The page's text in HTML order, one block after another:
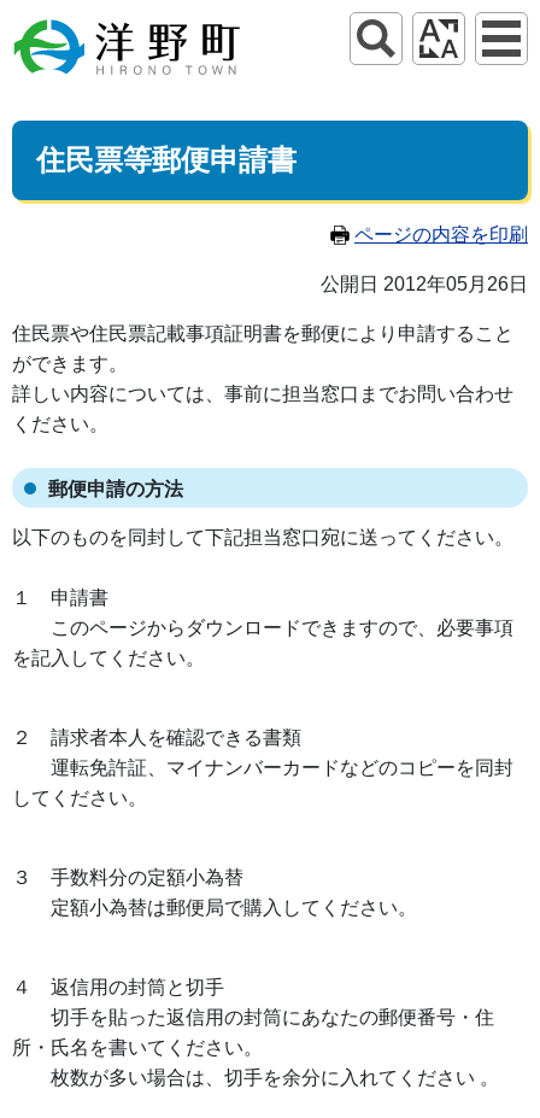
住民票等郵便申請書
ページの内容を印刷
公開日 2012年05月26日
住民票や住民票記載事項証明書を郵便により申請すること
ができます。
詳しい内容については、事前に担当窓口までお問い合わせ
ください。
郵便申請の方法
以下のものを同封して下記担当窓口宛に送ってください。
１ 申請書
このページからダウンロードできますので、必要事項
を記入してください。
２ 請求者本人を確認できる書類
運転免許証、マイナンバーカードなどのコピーを同封
してください。
３ 手数料分の定額小為替
定額小為替は郵便局で購入してください。
４ 返信用の封筒と切手
切手を貼った返信用の封筒にあなたの郵便番号・住
所・氏名を書いてください。
枚数が多い場合は、切手を余分に入れてください 。